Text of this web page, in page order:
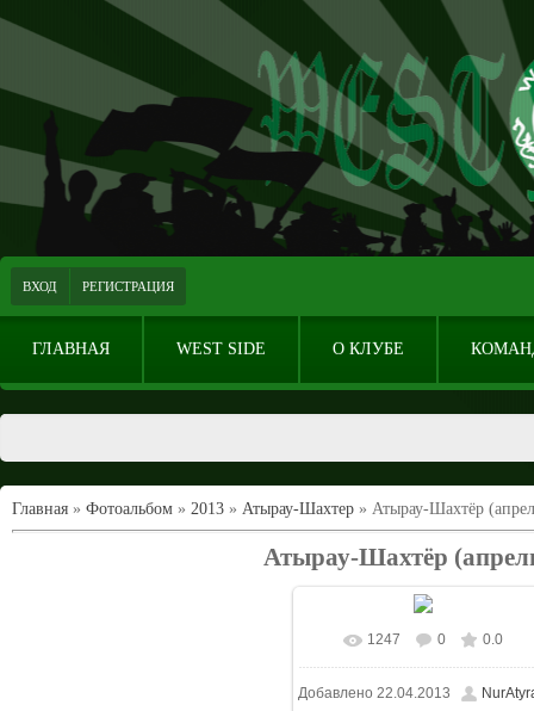
ВХОД РЕГИСТРАЦИЯ
ГЛАВНАЯ WEST SIDE О КЛУБЕ
Главная » Фотоальбом » 2013 » Атырау-Шахтер » Атырау-Шахтёр
Атырау-Шахтёр
В реальном размере
1024x683/ 308.0Kb
1247 0 0.0
Добавлено 22.04.2013